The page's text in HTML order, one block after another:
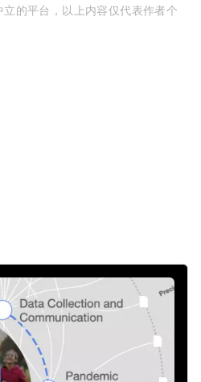
的平台，以上内容仅代表作者个